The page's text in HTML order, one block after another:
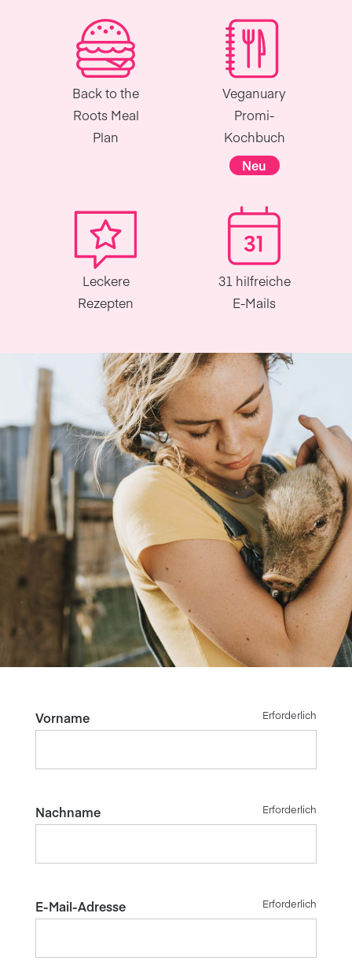
Back to the
Roots Meal
Plan
Veganuary
Promi-
Kochbuch
Neu
Leckere
Rezepten
31 hilfreiche
E-Mails
Vorname Erforderlich
Nachname Erforderlich
E-Mail-Adresse Erforderlich